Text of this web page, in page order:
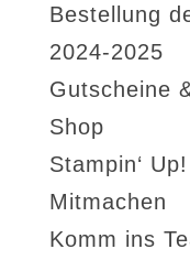
Bestellung
2024-2025
Gutscheine
Shop
Stampin‘
Mitmachen
Komm ins